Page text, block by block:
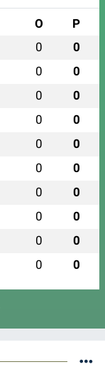
O P
0 0
0 0
0 0
0 0
0 0
0 0
0 0
0 0
0 0
0 0